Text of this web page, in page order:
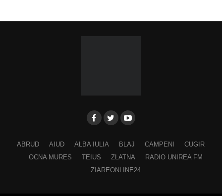
ABRUD AIUD ALBA IULIA BLAJ CAMPENI
CUGIR
OCNA MURES
TEIUS ZLATNA
RADIO UNIREA FM
ZIAREONLINE24